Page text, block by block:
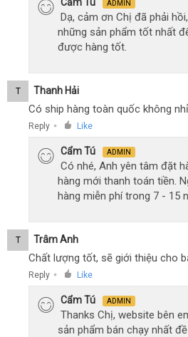
ADMIN
Dạ, cảm ơn Chị đã phải
những sản phẩm tốt nhất
được hàng tốt.
T Thanh Hải
Có ship hàng toàn quốc không
Reply ● Like
Cẩm Tú ADMIN
Có nhé, Anh yên tâm đặt
hàng mới thanh toán tiền.
hàng miễn phí trong 7 - 15
T Trâm Anh
Chất lượng tốt, sẽ giới thiệu cho
Reply ● Like
Cẩm Tú ADMIN
Thanks Chị, website bên
sản phẩm bán chạy nhất